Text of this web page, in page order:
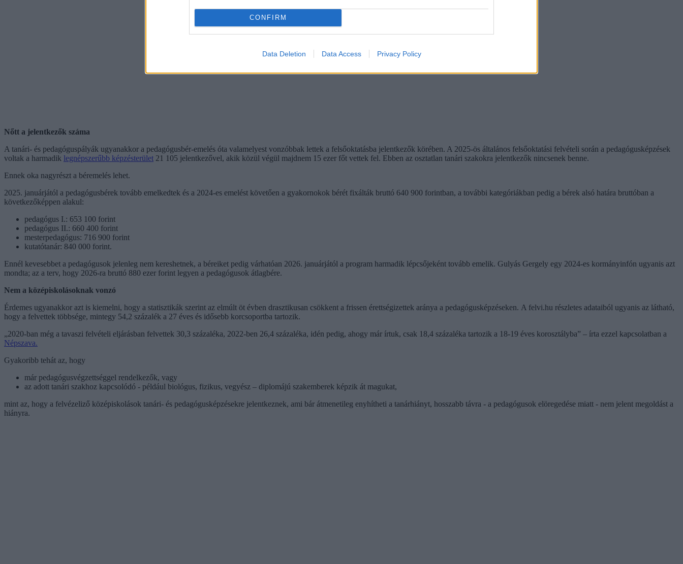
CONFIRM
Data Deletion Data Access Privacy Policy
Nőtt a jelentkezők száma
A tanári- és pedagóguspályák ugyanakkor a pedagógusbér-emelés óta valamelyest vonzóbbak lettek a felsőoktatásba jelentkezők körében. A 2025-ös általános felsőoktatási felvételi során a pedagógusképzések
voltak a harmadik legnépszerűbb képzésterület 21 105 jelentkezővel, akik közül végül majdnem 15 ezer főt vettek fel. Ebben az osztatlan tanári szakokra jelentkezők nincsenek benne.
Ennek oka nagyrészt a béremelés lehet.
2025. januárjától a pedagógusbérek tovább emelkedtek és a 2024-es emelést követően a gyakornokok bérét fixálták bruttó 640 900 forintban, a további kategóriákban pedig a bérek alsó határa bruttóban a
következőképpen alakul:
pedagógus I.: 653 100 forint
pedagógus II.: 660 400 forint
mesterpedagógus: 716 900 forint
kutatótanár: 840 000 forint.
Ennél kevesebbet a pedagógusok jelenleg nem kereshetnek, a béreiket pedig várhatóan 2026. januárjától a program harmadik lépcsőjeként tovább emelik. Gulyás Gergely egy 2024-es kormányinfón ugyanis azt
mondta; az a terv, hogy 2026-ra bruttó 880 ezer forint legyen a pedagógusok átlagbére.
Nem a középiskolásoknak vonzó
Érdemes ugyanakkor azt is kiemelni, hogy a statisztikák szerint az elmúlt öt évben drasztikusan csökkent a frissen érettségizettek aránya a pedagógusképzéseken. A felvi.hu részletes adataiból ugyanis az látható,
hogy a felvettek többsége, mintegy 54,2 százalék a 27 éves és idősebb korcsoportba tartozik.
„2020-ban még a tavaszi felvételi eljárásban felvettek 30,3 százaléka, 2022-ben 26,4 százaléka, idén pedig, ahogy már írtuk, csak 18,4 százaléka tartozik a 18-19 éves korosztályba” – írta ezzel kapcsolatban a
Népszava.
Gyakoribb tehát az, hogy
már pedagógusvégzettséggel rendelkezők, vagy
az adott tanári szakhoz kapcsolódó - például biológus, fizikus, vegyész – diplomájú szakemberek képzik át magukat,
mint az, hogy a felvézeliző középiskolások tanári- és pedagógusképzésekre jelentkeznek, ami bár átmenetileg enyhítheti a tanárhiányt, hosszabb távra - a pedagógusok elöregedése miatt - nem jelent megoldást a
hiányra.